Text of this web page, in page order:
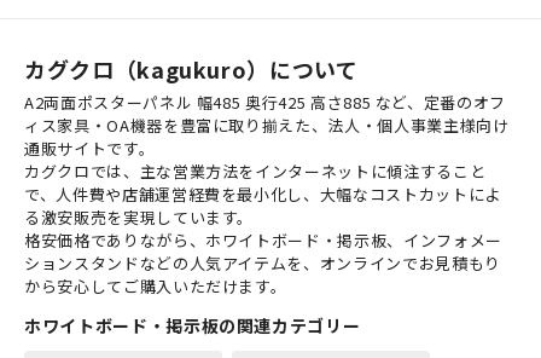
カグクロ（kagukuro）について
A2両面ポスターパネル 幅485 奥行425 高さ885 など、定番のオフ
ィス家具・OA機器を豊富に取り揃えた、法人・個人事業主様向け
通販サイトです。
カグクロでは、主な営業方法をインターネットに傾注すること
で、人件費や店舗運営経費を最小化し、大幅なコストカットによ
る激安販売を実現しています。
格安価格でありながら、ホワイトボード・掲示板、インフォメー
ションスタンドなどの人気アイテムを、オンラインでお見積もり
から安心してご購入いただけます。
ホワイトボード・掲示板の関連カテゴリー